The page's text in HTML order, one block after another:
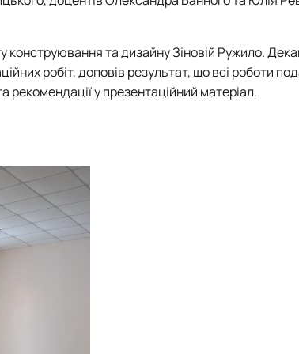
конструювання та дизайнуЗіновій Ружило.
робіт, доповів результат, що всі роботи
рекомендації у презентаційний матеріал.